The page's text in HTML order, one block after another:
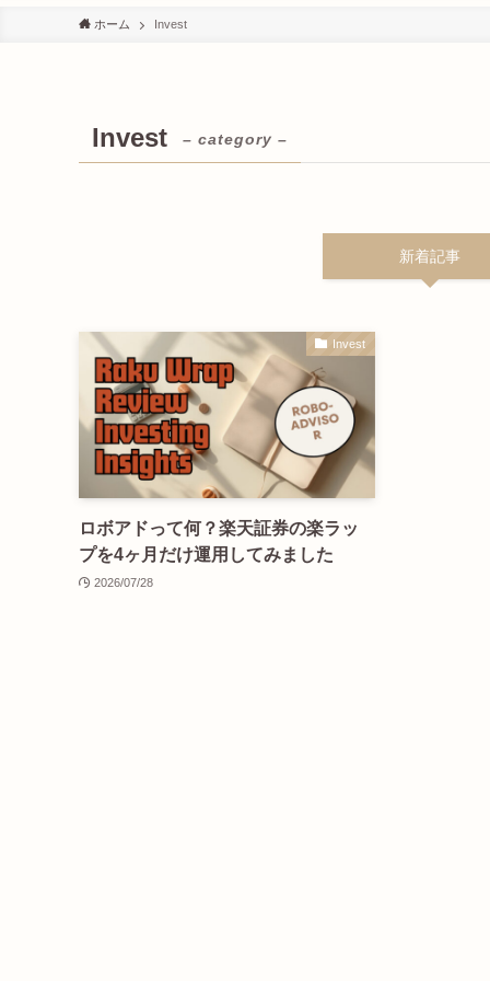
ホーム Invest
Invest – category –
新着記事
Invest
ロボアドって何？楽天証券の楽ラッ
プを4ヶ月だけ運用してみました
2026/07/28